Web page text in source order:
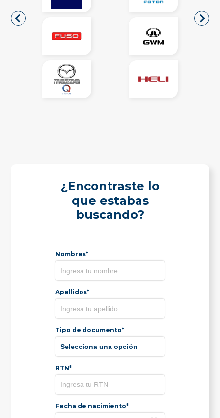
¿Encontraste lo
que estabas
buscando?
Nombres*
Apellidos*
Tipo de documento*
RTN*
Fecha de nacimiento*